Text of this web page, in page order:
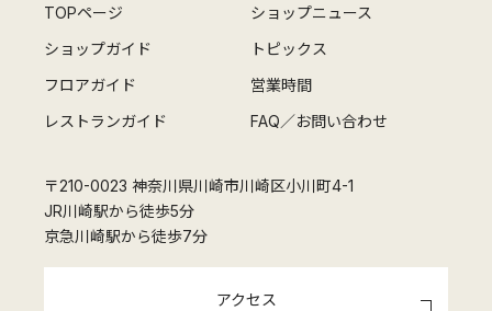
TOPページ
ショップニュース
ショップガイド
トピックス
フロアガイド
営業時間
レストランガイド
FAQ／お問い合わせ
〒210-0023 神奈川県川崎市川崎区小川町4-1
JR川崎駅から徒歩5分
京急川崎駅から徒歩7分
アクセス